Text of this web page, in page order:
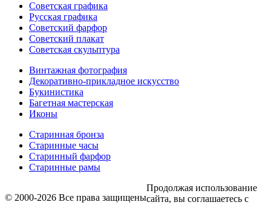
Советская графика
Русская графика
Советский фарфор
Советский плакат
Советская скульптура
Винтажная фотография
Декоративно-прикладное искусство
Букинистика
Багетная мастерская
Иконы
Старинная бронза
Старинные часы
Старинный фарфор
Старинные рамы
© 2000-2026 Все права защищены
Продолжая использование
сайта, вы соглашаетесь с